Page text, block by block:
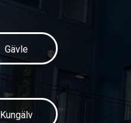
Gävle
Kungälv